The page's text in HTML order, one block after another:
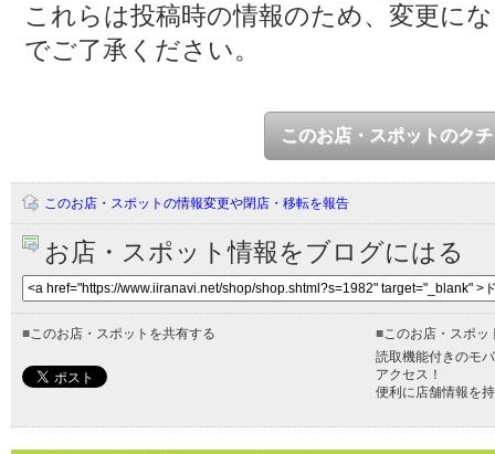
これらは投稿時の情報のため、変更に
でご了承ください。
このお店・スポットのク
このお店・スポットの情報変更や閉店・移転を報告
お店・スポット情報をブログにはる
■このお店・スポットを共有する ■このお店・スポッ
読取機能付きのモ
アクセス！
便利に店舗情報を